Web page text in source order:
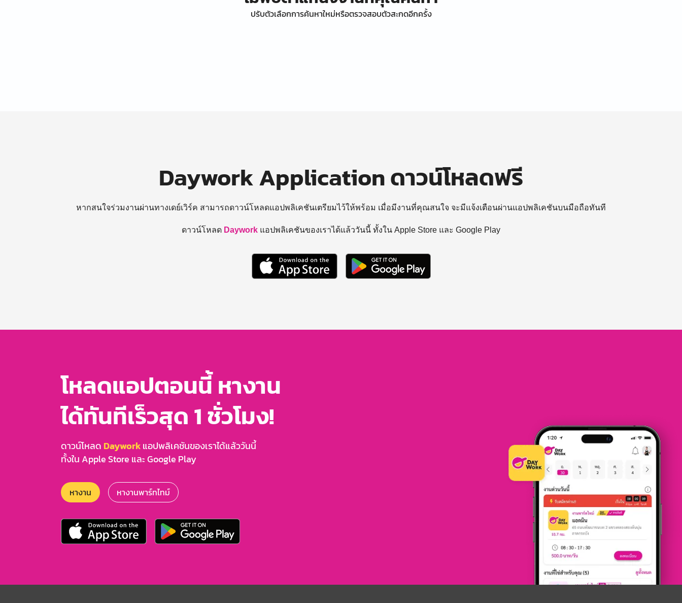
ปรับตัวเลือกการค้นหาใหม่หรือตรวจสอบตัวสะกดอีกครั้ง
Daywork Application ดาวน์โหลดฟรี
หากสนใจร่วมงานผ่านทางเดย์เวิร์ค สามารถดาวน์โหลดแอปพลิเคชันเตรียมไว้ให้พร้อม เมื่อมีงานที่คุณสนใจ จะมีแจ้งเตือนผ่านแอปพลิเคชันบนมือถือทันที
ดาวน์โหลด Daywork แอปพลิเคชันของเราได้แล้ววันนี้ ทั้งใน Apple Store และ Google Play
โหลดแอปตอนนี้ หางาน
ได้ทันทีเร็วสุด 1 ชั่วโมง!
ดาวน์โหลด Dayworkแอปพลิเคชันของเราได้แล้ววันนี้
ทั้งใน Apple Store และ Google Play
หางาน หางานพาร์ทไทม์